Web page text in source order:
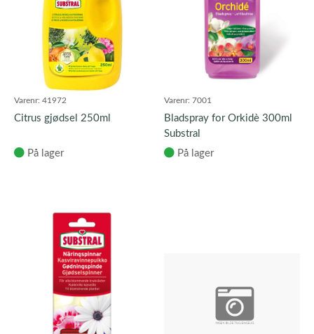
Varenr: 41972
Citrus gjødsel 250ml
På lager
Varenr: 7001
Bladspray for Orkidè 300ml
Substral
På lager